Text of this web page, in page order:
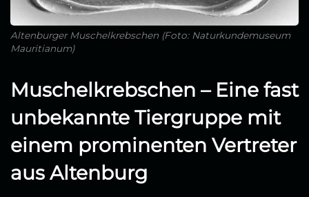
Altenburger Muschelkrebschen (Foto: Naturkundemuseum
Mauritianum)
Muschelkrebschen – Eine fast
unbekannte Tiergruppe mit
einem prominenten Vertreter
aus Altenburg